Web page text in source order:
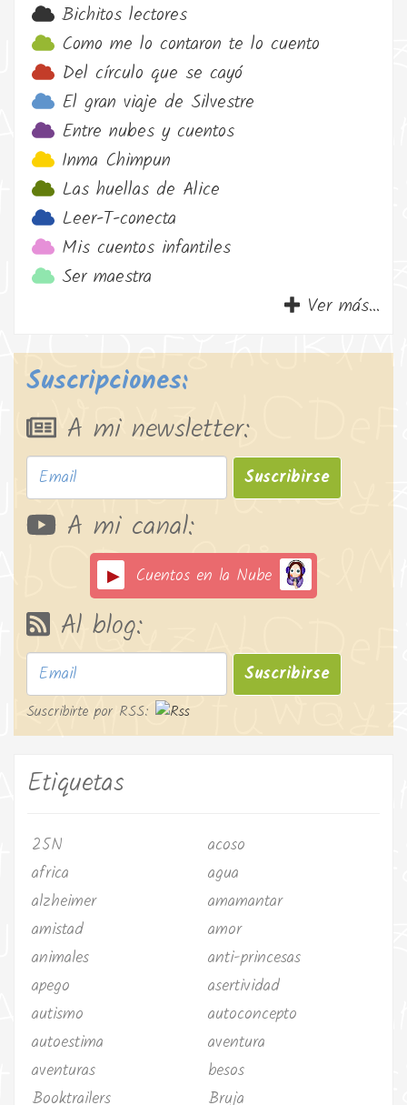
Bichitos lectores
Como me lo contaron te lo cuento
Del círculo que se cayó
El gran viaje de Silvestre
Entre nubes y cuentos
Inma Chimpun
Las huellas de Alice
Leer-T-conecta
Mis cuentos infantiles
Ser maestra
Ver más...
Suscripciones:
A mi newsletter:
Suscribirse
A mi canal:
Cuentos en la Nube
Al blog:
Suscribirse
Suscribirte por RSS:
Etiquetas
25N
acoso
africa
agua
alzheimer
amamantar
amistad
amor
animales
anti-princesas
apego
asertividad
autismo
autoconcepto
autoestima
aventura
aventuras
besos
Booktrailers
Bruja